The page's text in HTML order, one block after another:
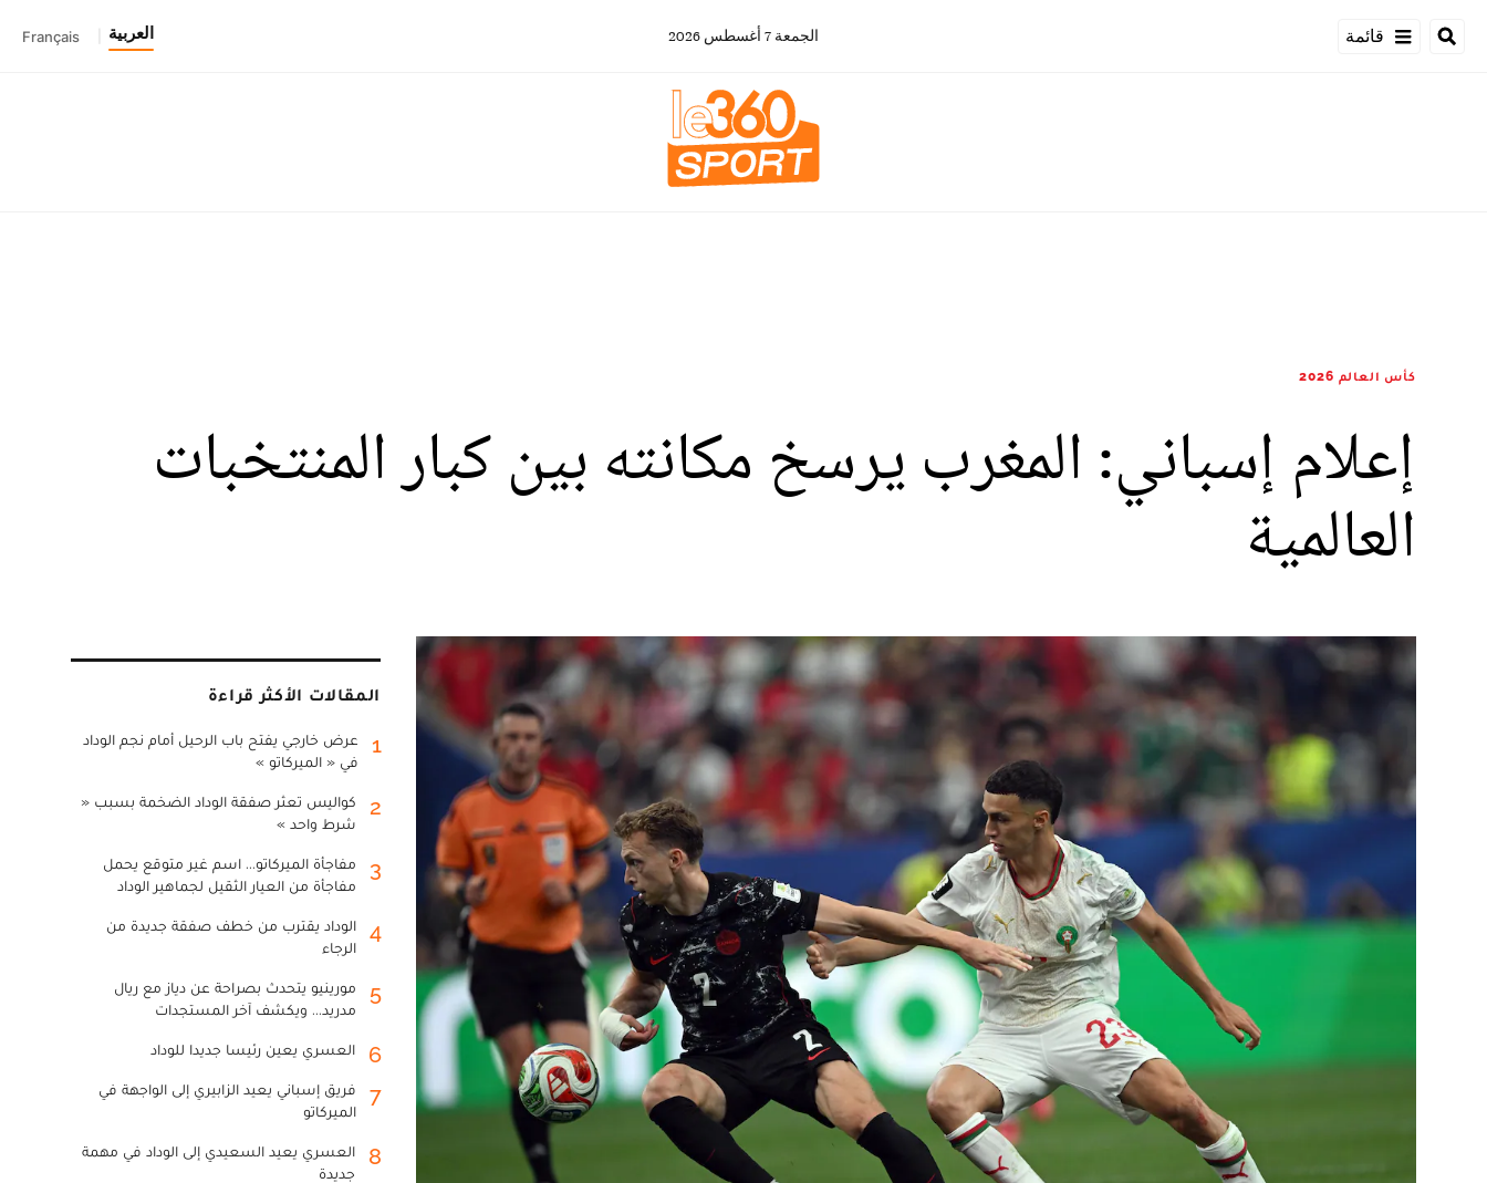
قائمة الجمعة 7 أغسطس 2026 العربية Français
كأس العالم 2026
إعلام إسباني: المغرب يرسخ مكانته بين كبار المنتخبات
العالمية
المقالات الأكثر قراءة
1
عرض خارجي يفتح باب الرحيل أمام نجم الوداد
في « الميركاتو »
2
كواليس تعثر صفقة الوداد الضخمة بسبب «
شرط واحد »
3
مفاجأة الميركاتو... اسم غير متوقع يحمل
مفاجأة من العيار الثقيل لجماهير الوداد
4
الوداد يقترب من خطف صفقة جديدة من
الرجاء
5
مورينيو يتحدث بصراحة عن دياز مع ريال
مدريد... ويكشف آخر المستجدات
6 العسري يعين رئيسا جديدا للوداد
7
فريق إسباني يعيد الزابيري إلى الواجهة في
الميركاتو
8
العسري يعيد السعيدي إلى الوداد في مهمة
جديدة